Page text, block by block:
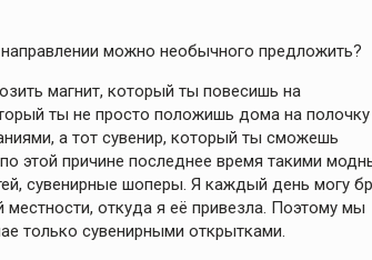
можно необычного предложить?
магнит, который ты повесишь на
ты не просто положишь дома на полочку
а тот сувенир, который ты сможешь
этой причине последнее время такими
сувенирные шоперы. Я каждый день могу
откуда я её привезла. Поэтому мы
только сувенирными открытками.